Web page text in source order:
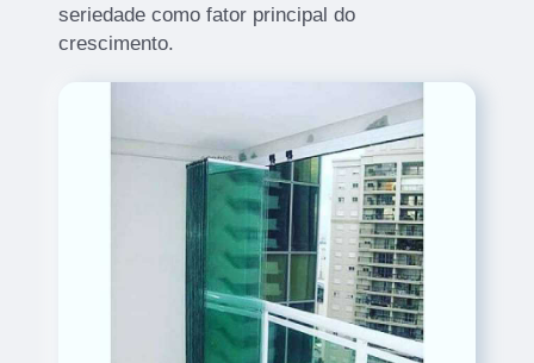
seriedade como fator principal do
crescimento.